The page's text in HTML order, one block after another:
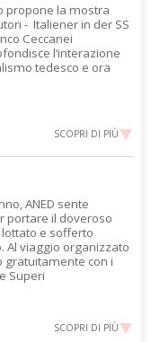
propone la mostra
- Italiener in der SS
Ceccanei
l‘interazione
tedesco e ora
SCOPRI DI PIÙ
ANED sente
portare il doveroso
e sofferto
Al viaggio organizzato
gratuitamente con i
Superi
SCOPRI DI PIÙ